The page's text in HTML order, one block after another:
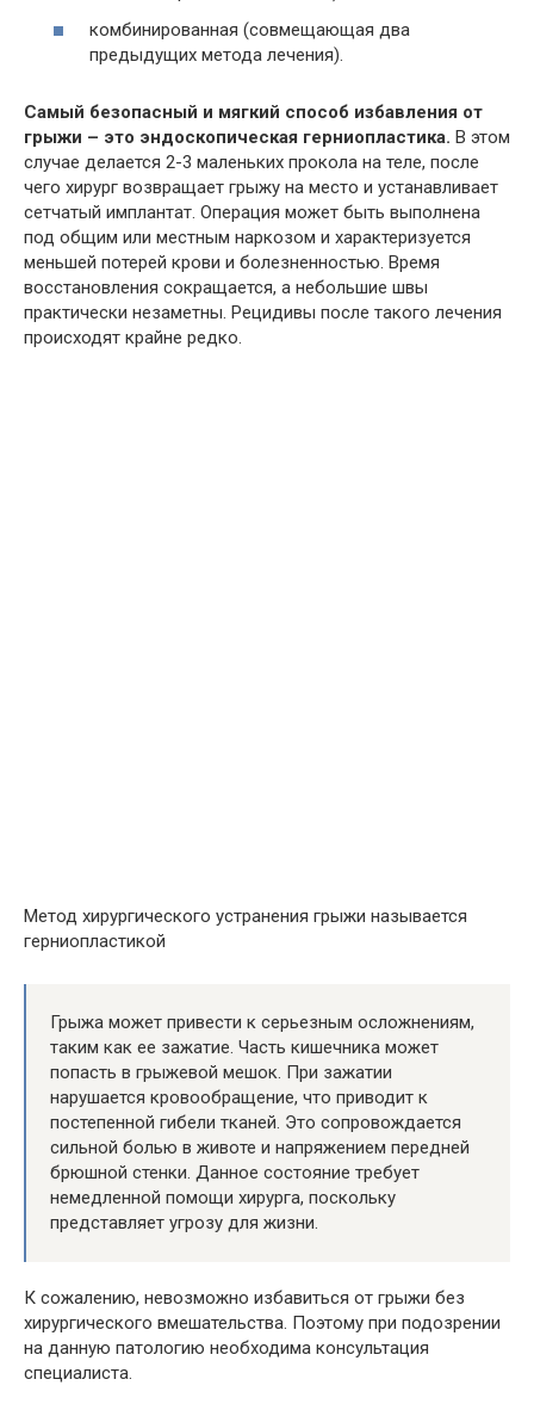
комбинированная (совмещающая два
предыдущих метода лечения).
Самый безопасный и мягкий способ избавления от
грыжи – это эндоскопическая герниопластика. В этом
случае делается 2-3 маленьких прокола на теле, после
чего хирург возвращает грыжу на место и устанавливает
сетчатый имплантат. Операция может быть выполнена
под общим или местным наркозом и характеризуется
меньшей потерей крови и болезненностью. Время
восстановления сокращается, а небольшие швы
практически незаметны. Рецидивы после такого лечения
происходят крайне редко.
Метод хирургического устранения грыжи называется
герниопластикой
Грыжа может привести к серьезным осложнениям,
таким как ее зажатие. Часть кишечника может
попасть в грыжевой мешок. При зажатии
нарушается кровообращение, что приводит к
постепенной гибели тканей. Это сопровождается
сильной болью в животе и напряжением передней
брюшной стенки. Данное состояние требует
немедленной помощи хирурга, поскольку
представляет угрозу для жизни.
К сожалению, невозможно избавиться от грыжи без
хирургического вмешательства. Поэтому при подозрении
на данную патологию необходима консультация
специалиста.